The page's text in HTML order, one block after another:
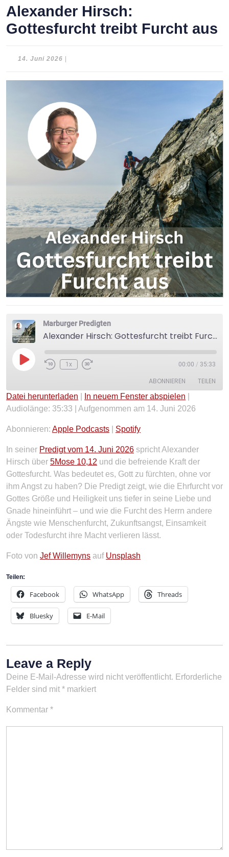
Alexander Hirsch:
Gottesfurcht treibt Furcht aus
14. Juni 2026 14.
Marburger Predigten
Alexander Hirsch: Gottesfurcht treibt Furcht aus
Play
Episode
1x 00:00 / 35:33
ABONNIEREN TEILEN
Apple Podcasts Spotify
RSS FEED
TEILEN
LINK
EMBED
Datei herunterladen In neuem Fenster abspielen
Audiolänge: 35:33
Aufgenommen am 14. Juni 2026
Abonnieren: Apple Podcasts Spotify
In seiner Predigt vom 14. Juni 2026 spricht Alexander
Hirsch über 5Mose 10,12 und die befreiende Kraft der
Gottesfurcht. Was bedeutet es, Gott zu fürchten, ohne vor
ihm Angst zu haben? Die Predigt zeigt, wie die Ehrfurcht vor
Gottes Größe und Heiligkeit uns tiefer in seine Liebe und
Gnade hineinführt – und wie die Furcht des Herrn andere
Ängste wie Menschenfurcht, Zukunftsangst, Einsamkeit
oder Todesfurcht ihre Macht verlieren lässt.
Foto von Jef Willemyns auf Unsplash
Teilen:
Facebook WhatsApp Threads
Bluesky E-Mail
Leave a Reply
Deine E-Mail-Adresse wird nicht veröffentlicht. Erforderliche
Felder sind mit * markiert
Kommentar *